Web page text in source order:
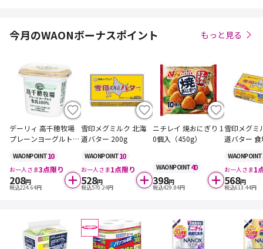
今月のWAONボーナスポイント もっと見る
デーリィ 高千穂牧場
プレーンヨーグルト
WAONPOINT10
お一人さま3点限り
208円
税込224.64円
雪印メグミルク 北海
道バター 200g
WAONPOINT10
お一人さま1点限り
528円
税込570.24円
ニチレイ 焼おにぎり 1
0個入（450g）
WAONPOINT40
398円
税込429.84円
雪印メグミ
道バター
WAONPOINT
お一人さま1
568円
税込613.44円